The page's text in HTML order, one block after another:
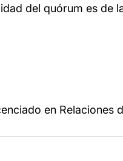
del quórum es de
en Relaciones